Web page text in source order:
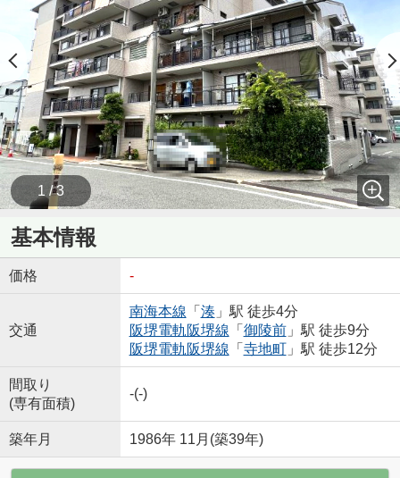
1 / 3
基本情報
価格 -
交通
南海本線 「 湊 」駅 徒歩4分
阪堺電軌阪堺線 「 御陵前」駅 徒歩9分
阪堺電軌阪堺線 「 寺地町」駅 徒歩12分
間取り
(専有面積)
-(-)
築年月 1986年 11月(築39年)